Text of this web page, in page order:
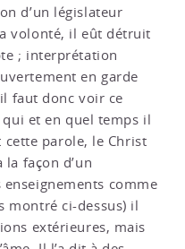
d’un législateur
volonté, il eût détruit
; interprétation
en garde
faut donc voir ce
qui et en quel temps il
cette parole, le Christ
façon d’un
comme
montré ci-dessus) il
extérieures, mais